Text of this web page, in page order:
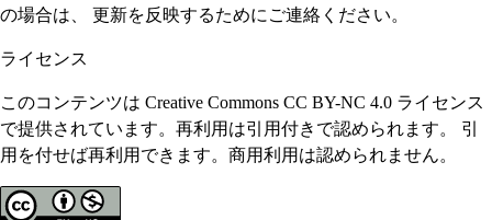
の場合は、 更新を反映するためにご連絡ください。
ライセンス
このコンテンツは Creative Commons CC BY-NC 4.0 ライセンス
で提供されています。再利用は引用付きで認められます。 引
用を付せば再利用できます。商用利用は認められません。